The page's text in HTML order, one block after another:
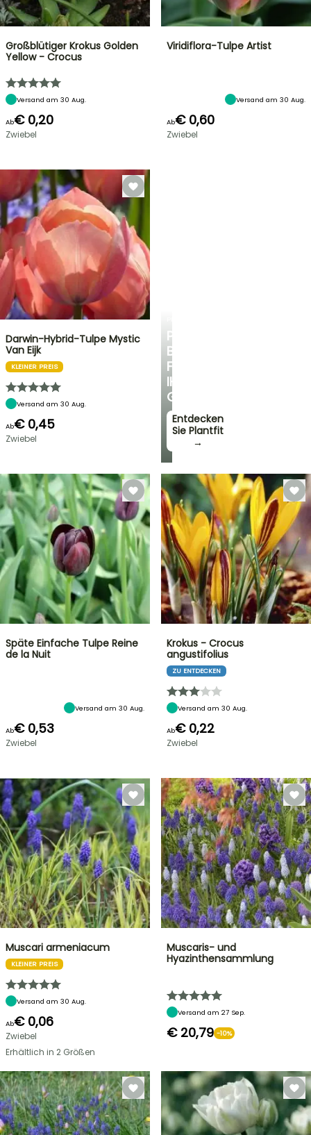
PERSÖNLICHE
BERATUNG
FÜR
IHREN
GARTEN
Entdecken
Sie Plantfit
→
Großblütiger Krokus Golden
Yellow - Crocus
Versand am 30 Aug.
Ab€ 0,20
Zwiebel
Viridiflora-Tulpe Artist
Versand am 30 Aug.
Ab€ 0,60
Zwiebel
Darwin-Hybrid-Tulpe Mystic
Van Eijk
KLEINER PREIS
Versand am 30 Aug.
Ab€ 0,45
Zwiebel
Späte Einfache Tulpe Reine
de la Nuit
Versand am 30 Aug.
Ab€ 0,53
Zwiebel
Krokus - Crocus
angustifolius
ZU ENTDECKEN
Versand am 30 Aug.
Ab€ 0,22
Zwiebel
Muscari armeniacum
KLEINER PREIS
Versand am 30 Aug.
Ab€ 0,06
Zwiebel
Erhältlich in 2 Größen
Muscaris- und
Hyazinthensammlung
Versand am 27 Sep.
€ 20,79 -10%